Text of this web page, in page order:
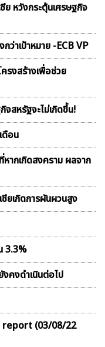
ย หวังกระตุ้นเศรษฐกิจ
ว่าเป้าหมาย -ECB VP
รงสร้างเพื่อช่วย
สหรัฐจะไม่เกิดขึ้น!
ดือน
ากเกิดสงคราม ผลจาก
ชียเกิดการผันผวนสูง
3.3%
งคงดำเนินต่อไป
report (03/08/22